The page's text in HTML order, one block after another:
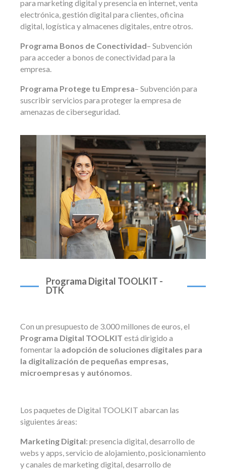
para marketing digital y presencia en internet, venta
electrónica, gestión digital para clientes, oficina
digital, logística y almacenes digitales, entre otros.
Programa Bonos de Conectividad– Subvención
para acceder a bonos de conectividad para la
empresa.
Programa Protege tu Empresa– Subvención para
suscribir servicios para proteger la empresa de
amenazas de ciberseguridad.
Programa Digital TOOLKIT -
DTK
Con un presupuesto de 3.000 millones de euros, el
Programa Digital TOOLKIT está dirigido a
fomentar la adopción de soluciones digitales para
la digitalización de pequeñas empresas,
microempresas y autónomos
Los paquetes de Digital TOOLKIT abarcan las
siguientes áreas:
Marketing Digital: presencia digital, desarrollo de
webs y apps, servicio de alojamiento, posicionamiento
y canales de marketing digital, desarrollo de